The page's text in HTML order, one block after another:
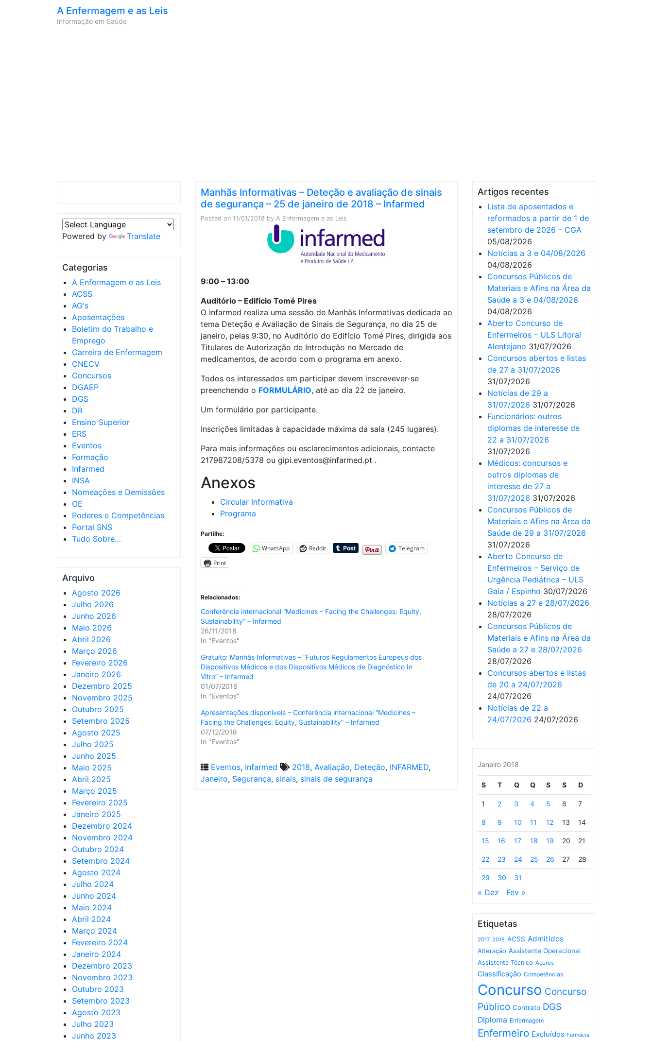
A Enfermagem e as Leis
Informação em Saúde
Powered by Translate
Categorias
A Enfermagem e as Leis
ACSS
AG's
Aposentações
Boletim do Trabalho e
Emprego
Carreira de Enfermagem
CNECV
Concursos
DGAEP
DGS
DR
Ensino Superior
ERS
Eventos
Formação
Infarmed
INSA
Nomeações e Demissões
OE
Poderes e Competências
Portal SNS
Tudo Sobre…
Arquivo
Agosto 2026
Julho 2026
Junho 2026
Maio 2026
Abril 2026
Março 2026
Fevereiro 2026
Janeiro 2026
Dezembro 2025
Novembro 2025
Outubro 2025
Setembro 2025
Agosto 2025
Julho 2025
Junho 2025
Maio 2025
Abril 2025
Março 2025
Fevereiro 2025
Janeiro 2025
Dezembro 2024
Novembro 2024
Outubro 2024
Setembro 2024
Agosto 2024
Julho 2024
Junho 2024
Maio 2024
Abril 2024
Março 2024
Fevereiro 2024
Janeiro 2024
Dezembro 2023
Novembro 2023
Outubro 2023
Setembro 2023
Agosto 2023
Julho 2023
Junho 2023
Manhãs Informativas – Deteção e avaliação de sinais
de segurança – 25 de janeiro de 2018 – Infarmed
Posted on 11/01/2018 by A Enfermagem e as Leis
9:00 – 13:00
Auditório – Edifício Tomé Pires
O Infarmed realiza uma sessão de Manhãs Informativas dedicada ao
tema Deteção e Avaliação de Sinais de Segurança, no dia 25 de
janeiro, pelas 9:30, no Auditório do Edifício Tomé Pires, dirigida aos
Titulares de Autorização de Introdução no Mercado de
medicamentos, de acordo com o programa em anexo.
Todos os interessados em participar devem inscrevever-se
preenchendo o FORMULÁRIO, até ao dia 22 de janeiro.
Um formulário por participante.
Inscrições limitadas à capacidade máxima da sala (245 lugares).
Para mais informações ou esclarecimentos adicionais, contacte
217987208/5378 ou gipi.eventos@infarmed.pt .
Anexos
Circular Informativa
Programa
Partilhe:
WhatsApp Reddit
Telegram
Print
Relacionados:
Conferência internacional “Medicines – Facing the Challenges: Equity,
Sustainability” – Infarmed
26/11/2018
In "Eventos"
Gratuito: Manhãs Informativas – “Futuros Regulamentos Europeus dos
Dispositivos Médicos e dos Dispositivos Médicos de Diagnóstico In
Vitro” – Infarmed
01/07/2016
In "Eventos"
Apresentações disponíveis – Conferência internacional “Medicines –
Facing the Challenges: Equity, Sustainability” – Infarmed
07/12/2018
In "Eventos"
Eventos, Infarmed 2018, Avaliação, Deteção, INFARMED,
Janeiro, Segurança, sinais, sinais de segurança
Artigos recentes
Lista de aposentados e
reformados a partir de 1 de
setembro de 2026 – CGA
05/08/2026
Notícias a 3 e 04/08/2026
04/08/2026
Concursos Públicos de
Materiais e Afins na Área da
Saúde a 3 e 04/08/2026
04/08/2026
Aberto Concurso de
Enfermeiros – ULS Litoral
Alentejano 31/07/2026
Concursos abertos e listas
de 27 a 31/07/2026
31/07/2026
Notícias de 29 a
31/07/2026 31/07/2026
Funcionários: outros
diplomas de interesse de
22 a 31/07/2026
31/07/2026
Médicos: concursos e
outros diplomas de
interesse de 27 a
31/07/2026 31/07/2026
Concursos Públicos de
Materiais e Afins na Área da
Saúde de 29 a 31/07/2026
31/07/2026
Aberto Concurso de
Enfermeiros – Serviço de
Urgência Pediátrica – ULS
Gaia / Espinho 30/07/2026
Notícias a 27 e 28/07/2026
28/07/2026
Concursos Públicos de
Materiais e Afins na Área da
Saúde a 27 e 28/07/2026
28/07/2026
Concursos abertos e listas
de 20 a 24/07/2026
24/07/2026
Notícias de 22 a
24/07/2026 24/07/2026
Janeiro 2018
S T Q Q S S D
1 2 3 4 5 6 7
8 9 10 11 12 13 14
15 16 17 18 19 20 21
22 23 24 25 26 27 28
29 30 31
« Dez Fev »
Etiquetas
2017 2018 ACSS Admitidos
Alteração Assistente Operacional
Assistente Técnico Açores
Classificação Competências
Concurso Concurso
Público Contrato DGS
Diploma Enfermagem
Enfermeiro Excluídos Farmácia